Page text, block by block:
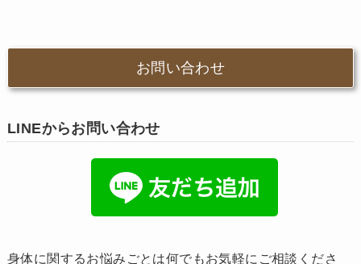
お問い合わせ
LINEからお問い合わせ
身体に関するお悩みごとは何でもお気軽にご相談くださ